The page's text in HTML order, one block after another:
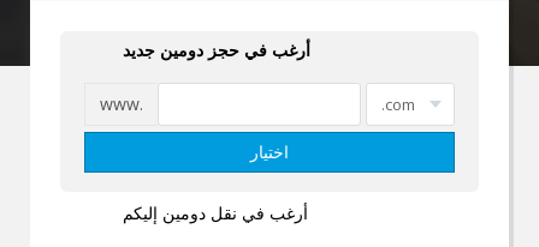
أرغب في حجز دومين جديد
www.
اختيار
أرغب في نقل دومين إليكم